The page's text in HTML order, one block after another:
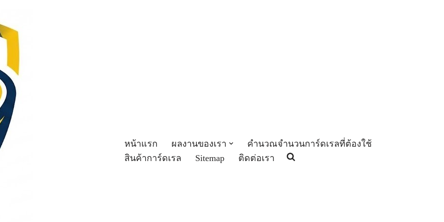
หน้าแรก ผลงานของเรา
คำนวณจำนวนการ์ดเรลที่ต้องใช้
สินค้าการ์ดเรล
Sitemap ติดต่อเรา